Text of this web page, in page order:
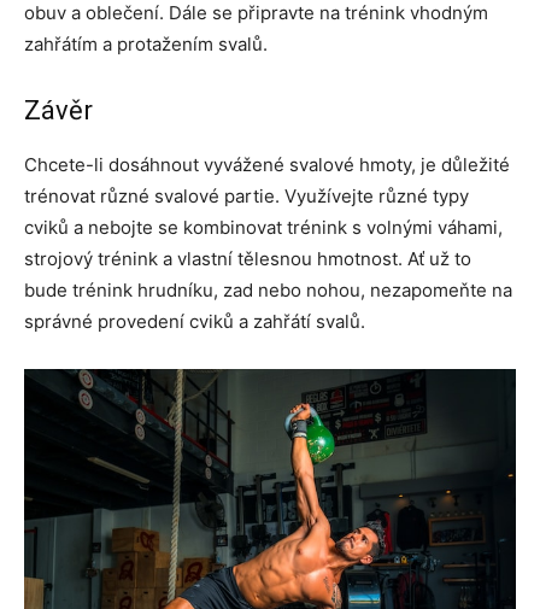
obuv a oblečení. Dále se připravte na trénink vhodným
zahřátím a protažením svalů.
Závěr
Chcete-li dosáhnout vyvážené svalové hmoty, je důležité
trénovat různé svalové partie. Využívejte různé typy
cviků a nebojte se kombinovat trénink s volnými váhami,
strojový trénink a vlastní tělesnou hmotnost. Ať už to
bude trénink hrudníku, zad nebo nohou, nezapomeňte na
správné provedení cviků a zahřátí svalů.